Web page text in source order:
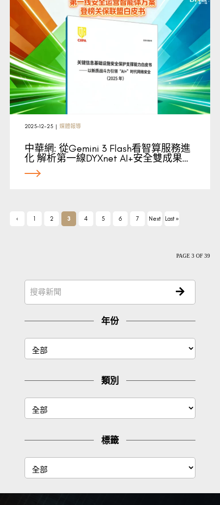
2025-12-25 | 媒體報導
中華網: 從Gemini 3 Flash看智算服務進
化 解析第一線DYXnet AI+安全雙成果…
‹ 1 2 3 4 5 6 7 Next Last »
PAGE 3 OF 39
年份
類別
標籤